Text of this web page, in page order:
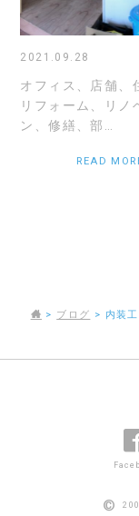
2021.09.28
オフィス、店舗、
リフォーム、リノ
ン、修繕、部…
READ
> ブログ > 内装
©